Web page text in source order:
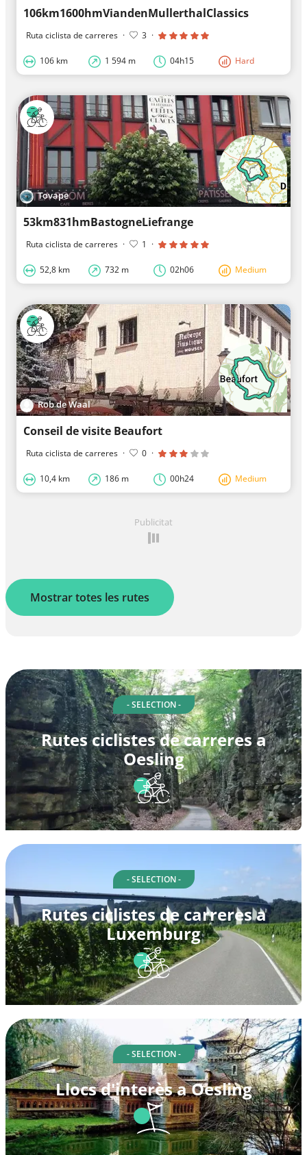
106km1600hmViandenMullerthalClassics
Ruta ciclista de carreres · 3 ·
106 km 1 594 m 04h15 Hard
Tovape
53km831hmBastogneLiefrange
Ruta ciclista de carreres · 1 ·
52,8 km 732 m 02h06 Medium
Rob de Waal
Conseil de visite Beaufort
Ruta ciclista de carreres · 0 ·
10,4 km 186 m 00h24 Medium
Publicitat
Mostrar totes les rutes
- SELECTION -
Rutes ciclistes de carreres a
Oesling
- SELECTION -
Rutes ciclistes de carreres a
Luxemburg
- SELECTION -
Llocs d'interès a Oesling